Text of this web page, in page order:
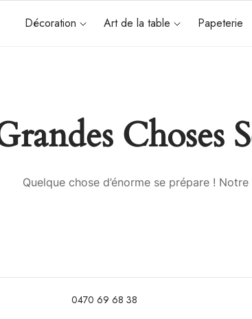
Décoration Art de la table Papeterie
Choses
Quelque chose d’énorme se prépare !
0470 69 68 38